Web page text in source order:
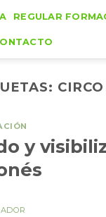
REGULAR
y